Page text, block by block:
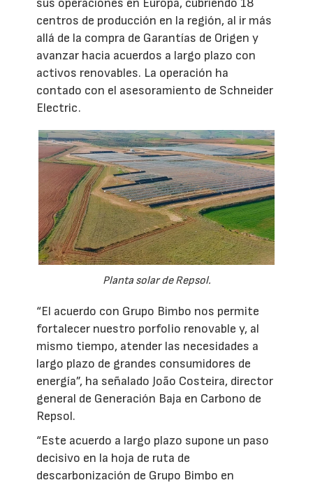
centros de producción en la región, al ir más
allá de la compra de Garantías de Origen y
avanzar hacia acuerdos a largo plazo con
activos renovables. La operación ha
contado con el asesoramiento de Schneider
Electric.
Planta solar de Repsol.
“El acuerdo con Grupo Bimbo nos permite
fortalecer nuestro porfolio renovable y, al
mismo tiempo, atender las necesidades a
largo plazo de grandes consumidores de
energía”, ha señalado João Costeira, director
general de Generación Baja en Carbono de
Repsol.
“Este acuerdo a largo plazo supone un paso
decisivo en la hoja de ruta de
descarbonización de Grupo Bimbo en